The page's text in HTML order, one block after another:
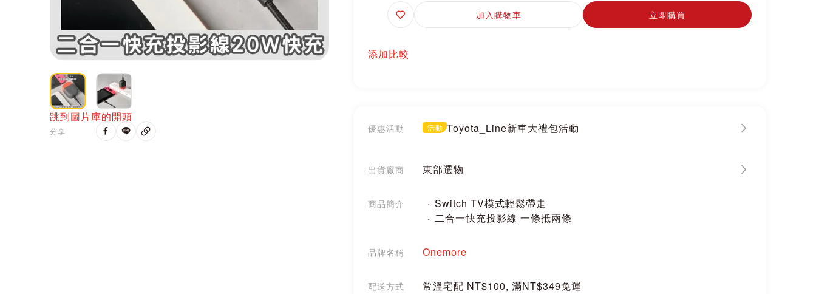
跳到圖片庫的開頭
分享
加入購物車 立即購買
追
蹤
添加比較
優惠活動 活動 Toyota_Line新車大禮包活動
出貨廠商 東部選物
商品簡介
Switch TV模式輕鬆帶走
二合一快充投影線 一條抵兩條
品牌名稱 Onemore
配送方式 常溫宅配 NT$100, 滿NT$349免運